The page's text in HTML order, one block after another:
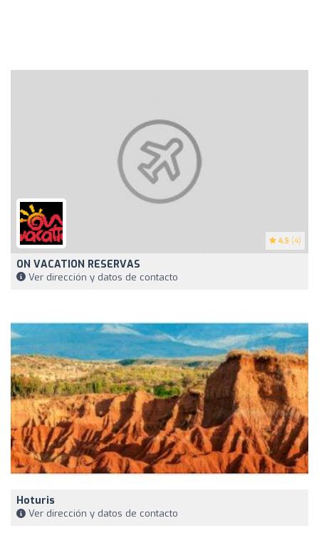
4.5 (4)
ON VACATION RESERVAS
Ver dirección y datos de contacto
Hoturis
Ver dirección y datos de contacto